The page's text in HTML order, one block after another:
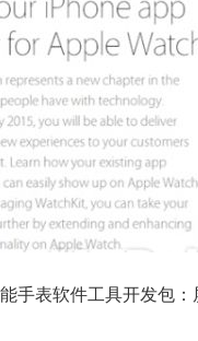
手表软件工具开发包：